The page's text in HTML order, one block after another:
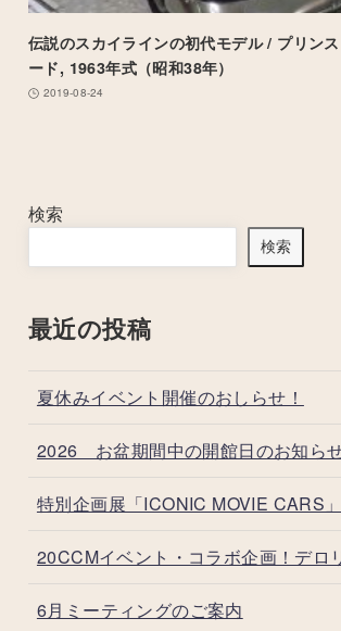
伝説のスカイラインの初代モデル / プリン
ード, 1963年式（昭和38年）
2019-08-24
検索
検索
最近の投稿
夏休みイベント開催のおしらせ！
2026 お盆期間中の開館日のお知ら
特別企画展「ICONIC MOVIE CARS
20CCMイベント・コラボ企画！デロ
6月ミーティングのご案内